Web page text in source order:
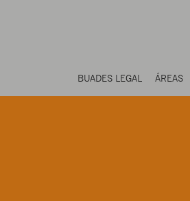
BUADES LEGAL ÁREAS